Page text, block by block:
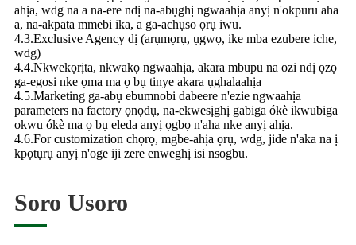
ahịa, wdg na a na-ere ndị na-abụghị ngwaahịa anyị n'okpuru aha
a, na-akpata mmebi ika, a ga-achụso ọrụ iwu.
4.3.Exclusive Agency dị (arụmọrụ, ụgwọ, ike mba ezubere iche,
wdg)
4.4.Nkwekọrịta, nkwakọ ngwaahịa, akara mbupu na ozi ndị ọzọ
ga-egosi nke ọma ma ọ bụ tinye akara ụghalaahịa
4.5.Marketing ga-abụ ebumnobi dabeere n'ezie ngwaahịa
parameters na factory ọnọdụ, na-ekwesịghị gabiga ókè ikwubiga
okwu ókè ma ọ bụ eleda anyị ọgbọ n'aha nke anyị ahịa.
4.6.For customization chọrọ, mgbe-ahịa ọrụ, wdg, jide n'aka na ị
kpọtụrụ anyị n'oge iji zere enweghị isi nsogbu.
Soro Usoro